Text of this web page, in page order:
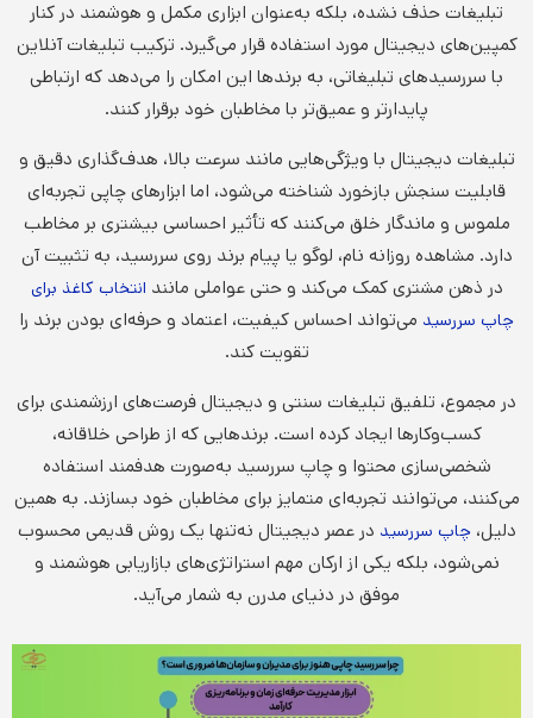
تبلیغات حذف نشده، بلکه به‌عنوان ابزاری مکمل و هوشمند در کنار
کمپین‌های دیجیتال مورد استفاده قرار می‌گیرد. ترکیب تبلیغات آنلاین
با سررسیدهای تبلیغاتی، به برندها این امکان را می‌دهد که ارتباطی
پایدارتر و عمیق‌تر با مخاطبان خود برقرار کنند.
تبلیغات دیجیتال با ویژگی‌هایی مانند سرعت بالا، هدف‌گذاری دقیق و
قابلیت سنجش بازخورد شناخته می‌شود، اما ابزارهای چاپی تجربه‌ای
ملموس و ماندگار خلق می‌کنند که تأثیر احساسی بیشتری بر مخاطب
دارد. مشاهده روزانه نام، لوگو یا پیام برند روی سررسید، به تثبیت آن
در ذهن مشتری کمک می‌کند و حتی عواملی مانند انتخاب کاغذ برای
چاپ سررسید می‌تواند احساس کیفیت، اعتماد و حرفه‌ای بودن برند را
تقویت کند.
در مجموع، تلفیق تبلیغات سنتی و دیجیتال فرصت‌های ارزشمندی برای
کسب‌وکارها ایجاد کرده است. برندهایی که از طراحی خلاقانه،
شخصی‌سازی محتوا و چاپ سررسید به‌صورت هدفمند استفاده
می‌کنند، می‌توانند تجربه‌ای متمایز برای مخاطبان خود بسازند. به همین
دلیل، چاپ سررسید در عصر دیجیتال نه‌تنها یک روش قدیمی محسوب
نمی‌شود، بلکه یکی از ارکان مهم استراتژی‌های بازاریابی هوشمند و
موفق در دنیای مدرن به شمار می‌آید.